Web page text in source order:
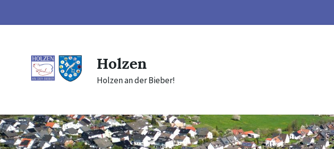
content
main
footer
Holzen
Holzen an der Bieber!